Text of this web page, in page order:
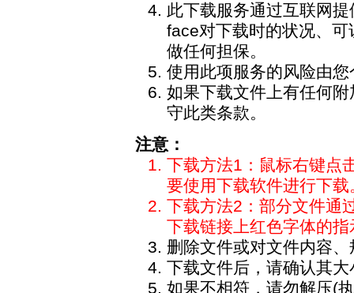
此下载服务通过互联网
face对下载时的状况、
做任何担保。
使用此项服务的风险由
如果下载文件上有任何
守此类条款。
注意：
下载方法1：鼠标右键点
要使用下载软件进行下载
下载方法2：部分文件通
下载链接上红色字体的指
删除文件或对文件内容
下载文件后，请确认其
如果不相符，请勿解压(